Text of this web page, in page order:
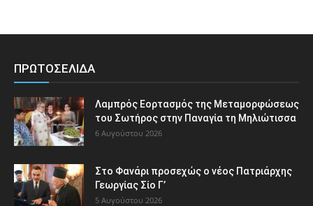
ΠΡΩΤΟΣΕΛΙΔΑ
Λαμπρός Εορτασμός της Μεταμορφώσεως
του Σωτήρος στην Παναγία τη Μηλιώτισσα
6 Αυγούστου 2026
Στο Φανάρι προσεχώς ο νέος Πατριάρχης
Γεωργίας Σίο Γ’
5 Αυγούστου 2026